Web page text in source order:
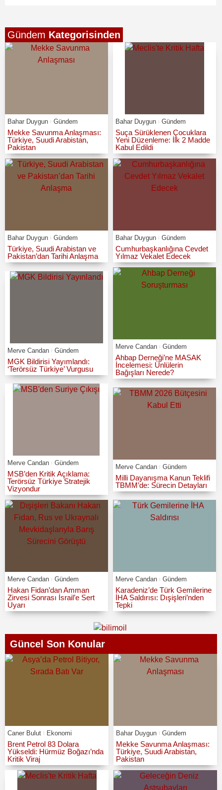
Gündem Kategorisinden
Bahar Duygun Gündem
Mekke Savunma Anlaşması:
Türkiye, Suudi Arabistan,
Pakistan
Bahar Duygun Gündem
Suça Sürüklenen Çocuklara
Yeni Düzenleme: İlk 2 Madde
Kabul Edildi
Bahar Duygun Gündem
Türkiye, Suudi Arabistan ve
Pakistan’dan Tarihi Anlaşma
Bahar Duygun Gündem
Cumhurbaşkanlığına Cevdet
Yılmaz Vekalet Edecek
Merve Candan Gündem
MGK Bildirisi Yayımlandı:
‘Terörsüz Türkiye’ Vurgusu
Merve Candan Gündem
Ahbap Derneği’ne MASAK
İncelemesi: Ünlülerin
Bağışları Nerede?
Merve Candan Gündem
MSB’den Kritik Açıklama:
Terörsüz Türkiye Stratejik
Vizyondur
Merve Candan Gündem
Milli Dayanışma Kanun Teklifi
TBMM’de: Sürecin Detayları
Merve Candan Gündem
Hakan Fidan’dan Amman
Zirvesi Sonrası İsrail’e Sert
Uyarı
Merve Candan Gündem
Karadeniz’de Türk Gemilerine
İHA Saldırısı: Dışişleri’nden
Tepki
Güncel Son Konular
Caner Bulut Ekonomi
Brent Petrol 83 Dolara
Yükseldi: Hürmüz Boğazı’nda
Kritik Viraj
Bahar Duygun Gündem
Mekke Savunma Anlaşması:
Türkiye, Suudi Arabistan,
Pakistan